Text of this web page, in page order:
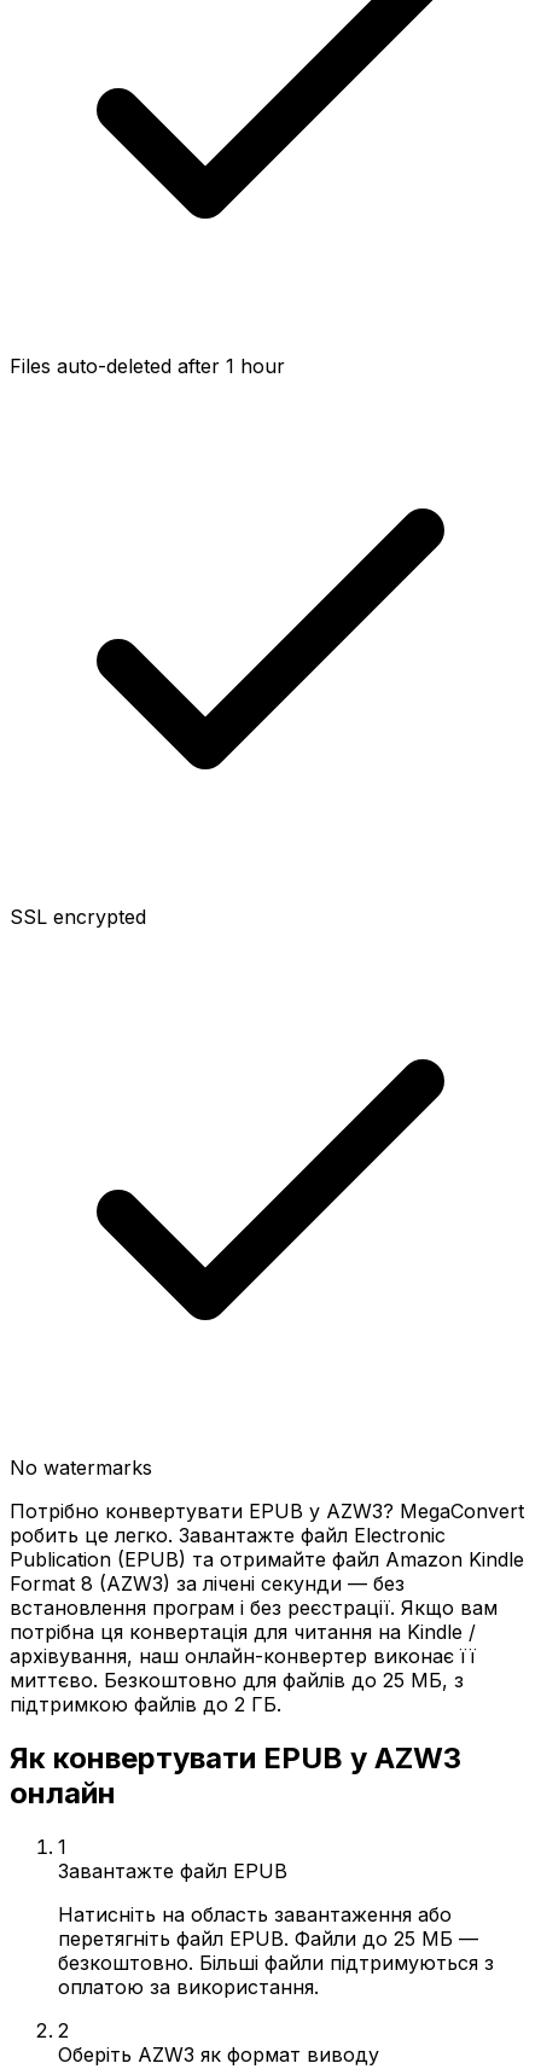
Files auto-deleted after 1 hour
SSL encrypted
No watermarks
Потрібно конвертувати EPUB у AZW3? MegaConvert
робить це легко. Завантажте файл Electronic
Publication (EPUB) та отримайте файл Amazon Kindle
Format 8 (AZW3) за лічені секунди — без
встановлення програм і без реєстрації. Якщо вам
потрібна ця конвертація для читання на Kindle /
архівування, наш онлайн-конвертер виконає її
миттєво. Безкоштовно для файлів до 25 МБ, з
підтримкою файлів до 2 ГБ.
Як конвертувати EPUB у AZW3
онлайн
1
Завантажте файл EPUB
Натисніть на область завантаження або
перетягніть файл EPUB. Файли до 25 МБ —
безкоштовно. Більші файли підтримуються з
оплатою за використання.
2
Оберіть AZW3 як формат виводу